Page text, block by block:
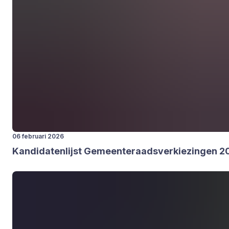
06 februari 2026
Kan­di­da­ten­lijst Gemeen­te­raads­ver­kie­zin­gen